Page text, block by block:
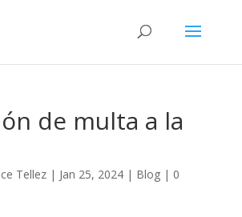
de multa a la
Tellez| Jan 25, 2024| Blog| 0